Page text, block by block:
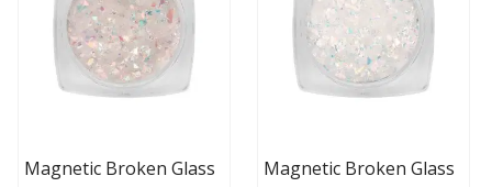
Magnetic Broken Glass
Magnetic Broken Glass